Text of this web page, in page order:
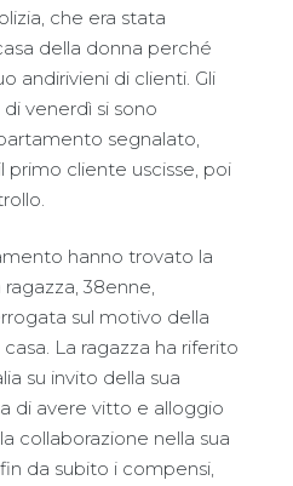
che era stata
della donna perché
andirivieni di clienti. Gli
venerdì si sono
segnalato,
cliente uscisse, poi
hanno trovato la
ragazza, 38enne,
sul motivo della
La ragazza ha riferito
su invito della sua
di avere vitto e alloggio
collaborazione nella sua
da subito i compensi,